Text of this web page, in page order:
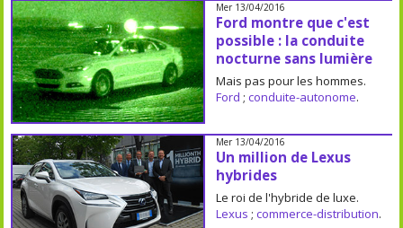
Mer 13/04/2016
Ford montre que c'est
possible : la conduite
nocturne sans lumière
Mais pas pour les hommes.
Ford ; conduite-autonome.
Mer 13/04/2016
Un million de Lexus
hybrides
Le roi de l'hybride de luxe.
Lexus ; commerce-distribution.